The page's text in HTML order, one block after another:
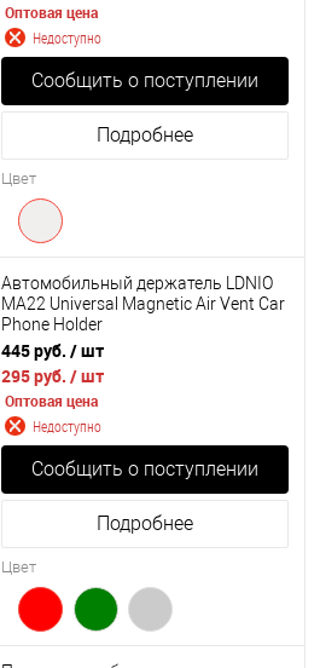
Оптовая цена
Недоступно
Сообщить о поступлении
Подробнее
Цвет
Автомобильный держатель LDNIO
MA22 Universal Magnetic Air Vent Car
Phone Holder
445 руб. / шт
295 руб. / шт
Оптовая цена
Недоступно
Сообщить о поступлении
Подробнее
Цвет